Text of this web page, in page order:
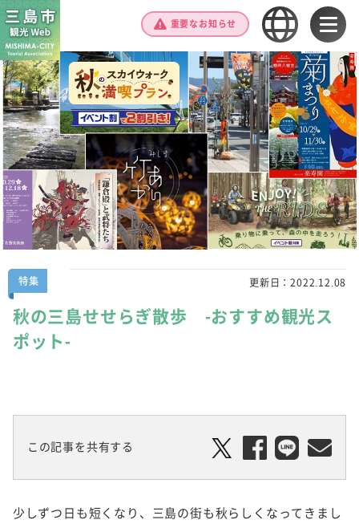
重要なお知らせ
特集 更新日：2022.12.08
秋の三島せせらぎ散歩 -おすすめ観光ス
ポット-
この記事を共有する
少しずつ日も短くなり、三島の街も秋らしくなってきまし